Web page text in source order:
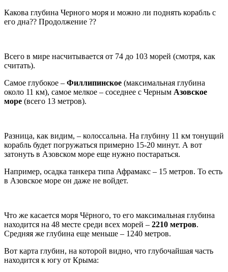
Какова глубина Черного моря и можно ли поднять корабль с
его дна?? Продолжение ??
Всего в мире насчитывается от 74 до 103 морей (смотря, как
считать).
Самое глубокое – Филлипинское (максимальная глубина
около 11 км), самое мелкое – соседнее с Черным Азовское
море (всего 13 метров).
Разница, как видим, – колоссальна. На глубину 11 км тонущий
корабль будет погружаться примерно 15-20 минут. А вот
затонуть в Азовском море еще нужно постараться.
Например, осадка танкера типа Афрамакс – 15 метров. То есть
в Азовское море он даже не войдет.
Что же касается моря Чёрного, то его максимальная глубина
находится на 48 месте среди всех морей – 2210 метров.
Средняя же глубина еще меньше – 1240 метров.
Вот карта глубин, на которой видно, что глубочайшая часть
находится к югу от Крыма: